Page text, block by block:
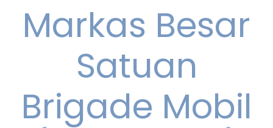
Markas Besar
Satuan
Brigade Mobil